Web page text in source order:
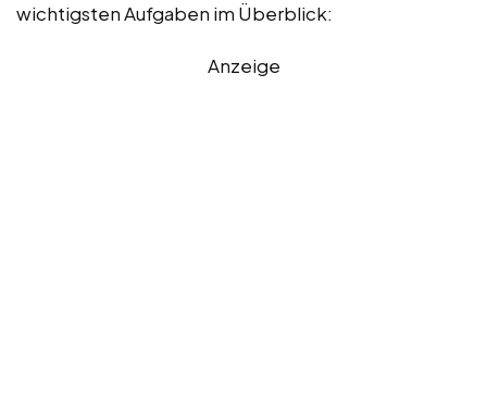
wichtigsten Aufgaben im Überblick:
Anzeige